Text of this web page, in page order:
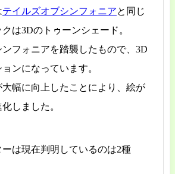
テイルズオブシンフォニアと同じ
は3Dのトゥーンシェード。
フォニアを踏襲したもので、3D
ンになっています。
幅に向上したことにより、絵が
しました。
は現在判明しているのは2種